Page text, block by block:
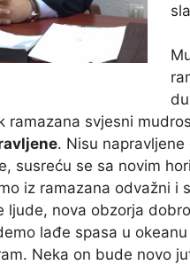
ramazana svjesni
. Nisu
susreću se sa novim
iz ramazana odvažni i
ljude, nova obzorja
lađe spasa u
Neka on bude novo